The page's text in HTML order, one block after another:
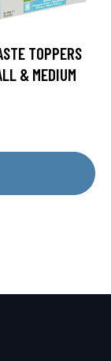
TOPPERS
& MEDIUM